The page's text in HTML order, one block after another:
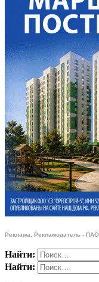
Реклама. Рекламодатель - ПАО
Найти:
Найти: